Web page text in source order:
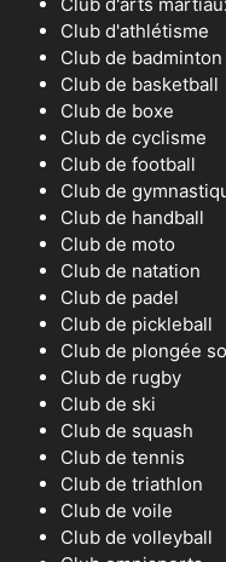
Club d'athlétisme
Club de badminton
Club de basketball
Club de boxe
Club de cyclisme
Club de football
Club de
Club de handball
Club de moto
Club de natation
Club de padel
Club de pickleball
Club de plongée
Club de rugby
Club de ski
Club de squash
Club de tennis
Club de triathlon
Club de voile
Club de volleyball